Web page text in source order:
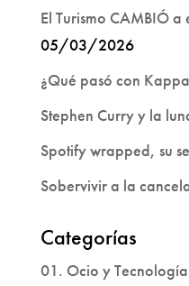
El Turismo CAMBIÓ a
05/03/2026
¿Qué pasó con
Stephen Curry y la
Spotify wrapped, su
Sobervivir a la
Categorías
01. Ocio y Tecnología